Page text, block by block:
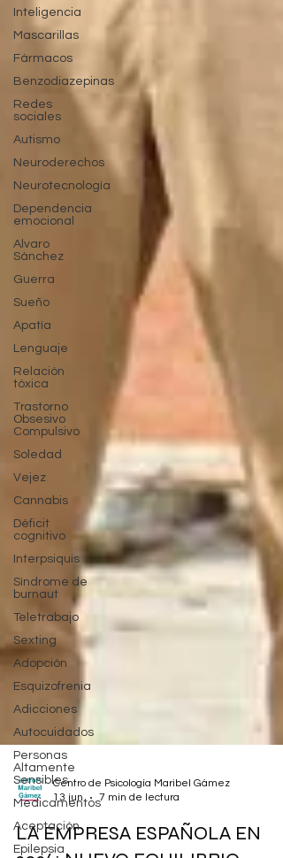
Inteligencia
Mascarillas
Fármacos
Benzodiazepinas
Redes
sociales
Autismo
Neuroderechos
Neurotecnología
Dependencia
emocional
Alvaro
Sánchez
Guerra
Sueño
Apatía
Lenguaje
Relación
tóxica
Trastorno
Obsesivo
Compulsivo
Soledad
Vejez
Cannabis
Déficit
cognitivo
Interpsiquis
Síndrome de
burnaut
Teletrabajo
Sexting
Adopción
Esquizofrenia
Adicciones
Autocuidados
Personas
Altamente
Sensibles
Medicamentos
Aceptación
Epilepsia
Centro de Psicología Maribel Gámez
13 jun